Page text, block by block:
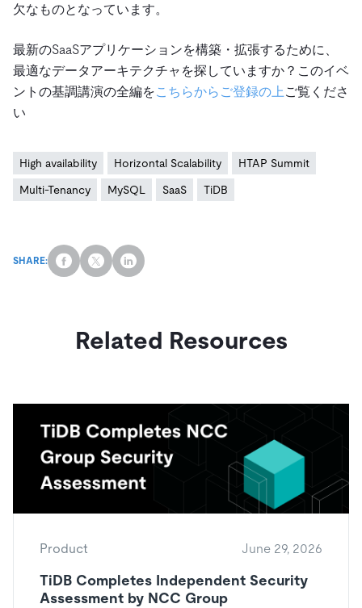
欠なものとなっています。
最新のSaaSアプリケーションを構築・拡張するために、
最適なデータアーキテクチャを探していますか？このイベ
ントの基調講演の全編をこちらからご登録の上 ご覧くださ
い
High availability Horizontal Scalability HTAP Summit
Multi-Tenancy MySQL SaaS TiDB
SHARE:
Related Resources
Product June 29, 2026
TiDB Completes Independent Security
Assessment by NCC Group